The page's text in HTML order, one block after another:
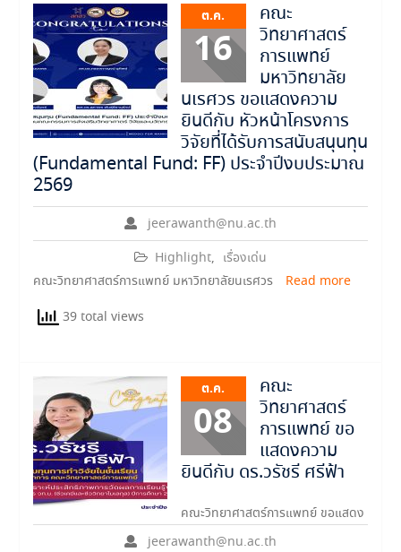
ต.ค.
16
คณะ
วิทยาศาสตร์
การแพทย์
มหาวิทยาลัย
นเรศวร ขอแสดงความ
ยินดีกับ หัวหน้าโครงการ
วิจัยที่ได้รับการสนับสนุนทุน
(Fundamental Fund: FF) ประจำปีงบประมาณ
2569
jeerawanth@nu.ac.th
Highlight, เรื่องเด่น
คณะวิทยาศาสตร์การแพทย์ มหาวิทยาลัยนเรศวร
Read more
39 total views
ต.ค.
08
คณะ
วิทยาศาสตร์
การแพทย์ ขอ
แสดงความ
ยินดีกับ ดร.วรัชรี ศรีฟ้า
jeerawanth@nu.ac.th
คณะวิทยาศาสตร์การแพทย์ ขอแสดง